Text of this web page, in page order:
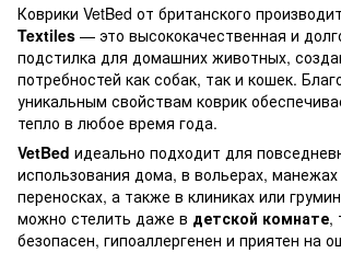
Коврики VetBed от британского
Textiles — это высококачественная и
подстилка для домашних животных,
потребностей как собак, так и кошек.
уникальным свойствам коврик
тепло в любое время года.
VetBed идеально подходит для
использования дома, в вольерах,
переносках, а также в клиниках или
можно стелить даже в детской комнате,
безопасен, гипоаллергенен и приятен на